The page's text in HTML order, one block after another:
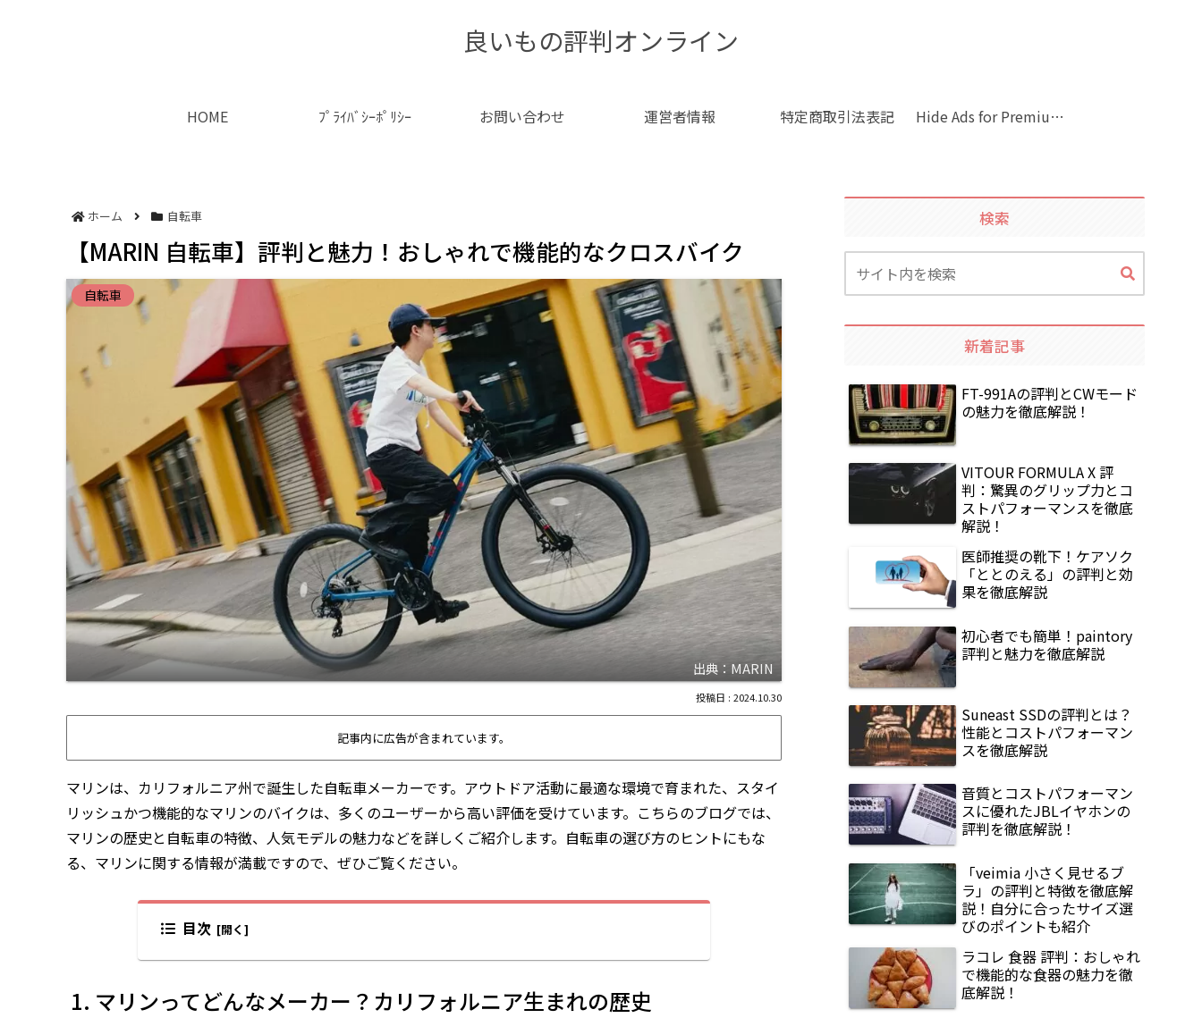
良いもの評判オンライン
HOME ﾌﾟﾗｲﾊﾞｼｰﾎﾟﾘｼｰ お問い合わせ 運営者情報 特定商取引法表記 Hide Ads for Premium Members
ホーム 自転車
【MARIN 自転車】評判と魅力！おしゃれで機能的なクロスバイク
自転車
出典：MARIN
2024.10.30
記事内に広告が含まれています。
マリンは、カリフォルニア州で誕生した自転車メーカーです。アウトドア活動に最適な環境で育まれた、スタイ
リッシュかつ機能的なマリンのバイクは、多くのユーザーから高い評価を受けています。こちらのブログでは、
マリンの歴史と自転車の特徴、人気モデルの魅力などを詳しくご紹介します。自転車の選び方のヒントにもな
る、マリンに関する情報が満載ですので、ぜひご覧ください。
目次
マリンってどんなメーカー？カリフォルニア生まれの歴史
検索
新着記事
FT-991Aの評判とCWモード
の魅力を徹底解説！
VITOUR FORMULA X 評
判：驚異のグリップ力とコ
ストパフォーマンスを徹底
解説！
医師推奨の靴下！ケアソク
「ととのえる」の評判と効
果を徹底解説
初心者でも簡単！paintory
評判と魅力を徹底解説
Suneast SSDの評判とは？
性能とコストパフォーマン
スを徹底解説
音質とコストパフォーマン
スに優れたJBLイヤホンの
評判を徹底解説！
「veimia 小さく見せるブ
ラ」の評判と特徴を徹底解
説！自分に合ったサイズ選
びのポイントも紹介
ラコレ 食器 評判：おしゃれ
で機能的な食器の魅力を徹
底解説！